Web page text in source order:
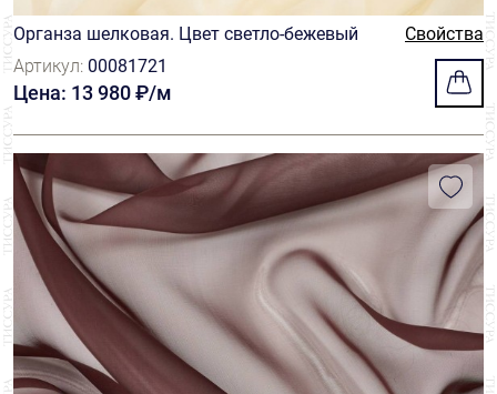
Органза шелковая. Цвет светло-бежевый
Свойства
Артикул: 00081721
Цена: 13 980 ₽/м